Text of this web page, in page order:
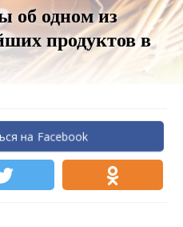
об одном из
продуктов в
на Facebook